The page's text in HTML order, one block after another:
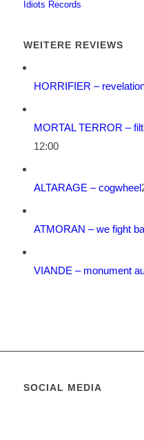
Idiots Records
WEITERE REVIEWS
HORRIFIER –
MORTAL TERROR –
12:00
ALTARAGE – cogwheel
ATMORAN – we fight
VIANDE – monument
SOCIAL MEDIA